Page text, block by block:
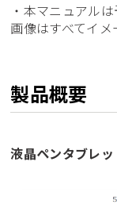
・本マニュアル
画像はすべてイメ
製品概要
液晶ペンタブレッ